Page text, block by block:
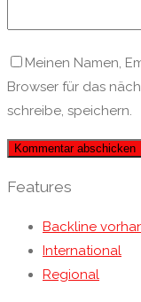
Meinen Namen,
Browser für das
schreibe, speichern.
Features
Backline
International
Regional